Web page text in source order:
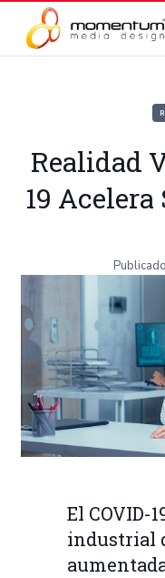
Realidad
19
El COVID-
industrial